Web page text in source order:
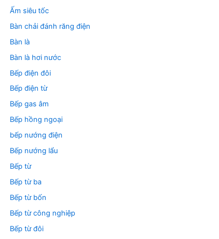
Ấm siêu tốc
Bàn chải đánh răng điện
Bàn là
Bàn là hơi nước
Bếp điện đôi
Bếp điện từ
Bếp gas âm
Bếp hồng ngoại
bếp nướng điện
Bếp nướng lẩu
Bếp từ
Bếp từ ba
Bếp từ bốn
Bếp từ công nghiệp
Bếp từ đôi